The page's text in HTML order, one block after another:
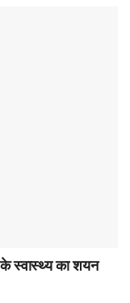
स्वास्थ्य का शयन